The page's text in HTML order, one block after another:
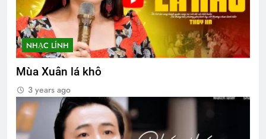
NHẠC LÍNH
Mùa Xuân lá khô
3 years ago